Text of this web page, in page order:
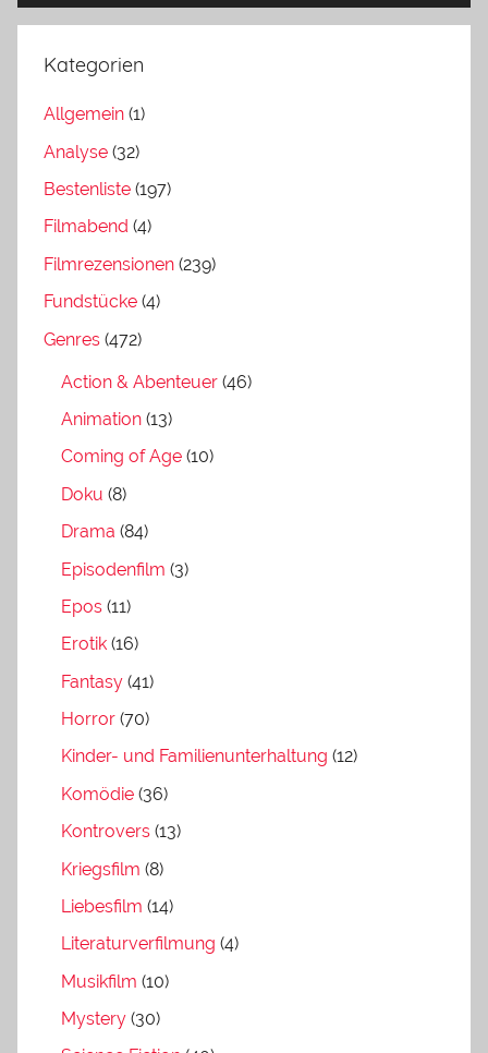
Kategorien
Allgemein (1)
Analyse (32)
Bestenliste (197)
Filmabend (4)
Filmrezensionen (239)
Fundstücke (4)
Genres (472)
Action & Abenteuer (46)
Animation (13)
Coming of Age (10)
Doku (8)
Drama (84)
Episodenfilm (3)
Epos (11)
Erotik (16)
Fantasy (41)
Horror (70)
Kinder- und Familienunterhaltung (12)
Komödie (36)
Kontrovers (13)
Kriegsfilm (8)
Liebesfilm (14)
Literaturverfilmung (4)
Musikfilm (10)
Mystery (30)